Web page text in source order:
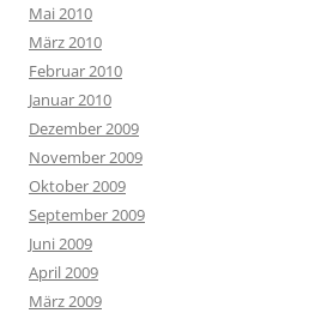
Mai 2010
März 2010
Februar 2010
Januar 2010
Dezember 2009
November 2009
Oktober 2009
September 2009
Juni 2009
April 2009
März 2009